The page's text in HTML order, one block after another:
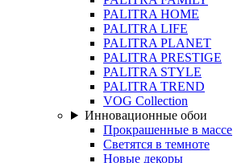
PALITRA HOME
PALITRA LIFE
PALITRA PLANET
PALITRA PRESTIGE
PALITRA STYLE
PALITRA TREND
VOG Collection
Инновационные обои
Прокрашенные в массе
Светятся в темноте
Новые декоры